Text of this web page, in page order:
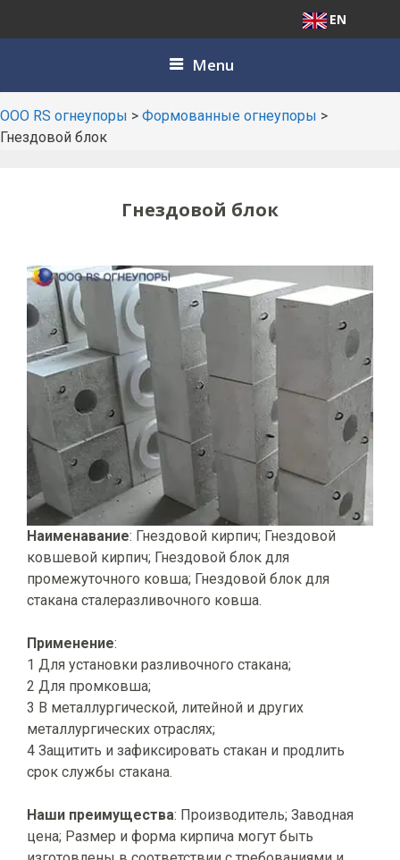
EN
content
Menu
ООО RS огнеупоры > Формованные огнеупоры >
Гнездовой блок
Гнездовой блок
Наименавание: Гнездовой кирпич; Гнездовой
ковшевой кирпич; Гнездовой блок для
промежуточного ковша; Гнездовой блок для
стакана сталеразливочного ковша.
Применение:
1 Для установки разливочного стакана;
2 Для промковша;
3 В металлургической, литейной и других
металлургических отраслях;
4 Защитить и зафиксировать стакан и продлить
срок службы стакана.
Наши преимущества: Производитель; Заводная
цена; Размер и форма кирпича могут быть